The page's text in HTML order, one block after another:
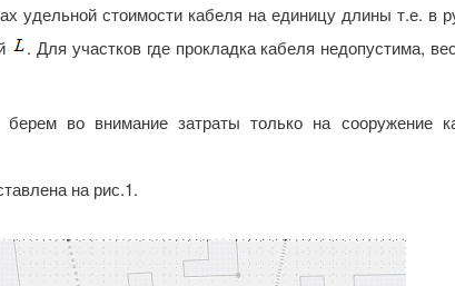
удельной стоимости кабеля на единицу длины т.е. в
. Для участков где прокладка кабеля недопустима,
во внимание затраты только на сооружение
на рис.1.